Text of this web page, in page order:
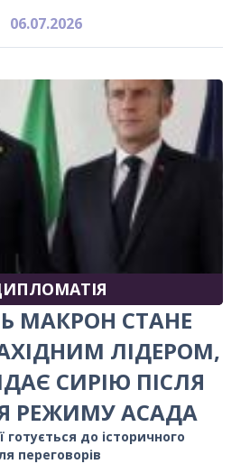
06.07.2026
МАКРОН СТАНЕ
ЛІДЕРОМ,
СИРІЮ ПІСЛЯ
РЕЖИМУ АСАДА
до історичного
переговорів